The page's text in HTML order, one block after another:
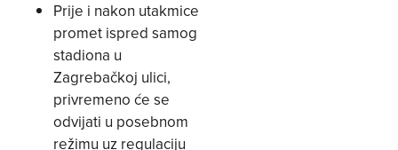
Prije i nakon utakmice
promet ispred samog
stadiona u
Zagrebačkoj ulici,
privremeno će se
odvijati u posebnom
režimu uz regulaciju